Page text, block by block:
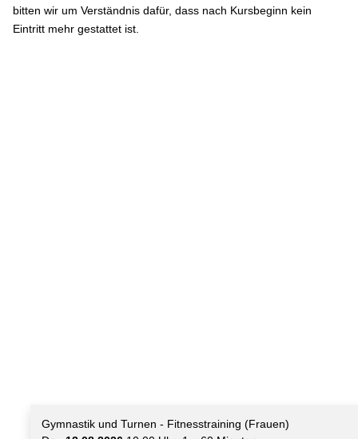
bitten wir um Verständnis dafür, dass nach Kursbeginn kein
Eintritt mehr gestattet ist.
Gymnastik und Turnen - Fitnesstraining (Frauen)